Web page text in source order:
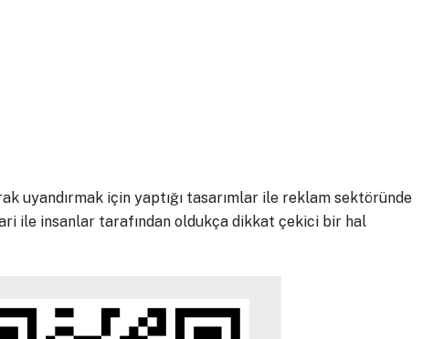
uyandırmak için yaptığı tasarımlar ile reklam sektöründe
ile insanlar tarafından oldukça dikkat çekici bir hal